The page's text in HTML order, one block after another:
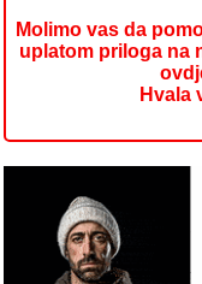
Molimo vas da
uplatom priloga na
Hvala